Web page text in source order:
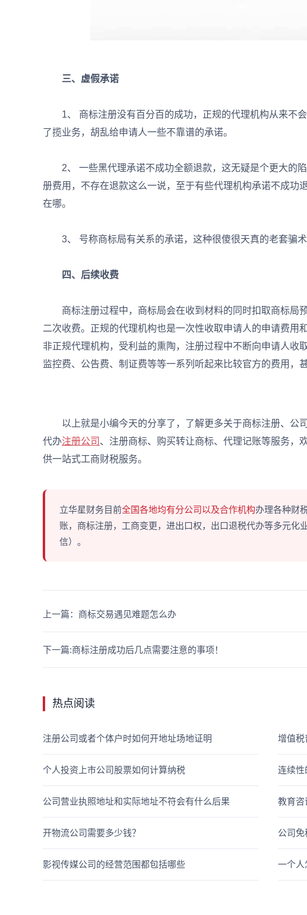
三、虚假承诺
1、 商标注册没有百分百的成功，正规的代理机构从来不会
了揽业务，胡乱给申请人一些不靠谱的承诺。
2、 一些黑代理承诺不成功全额退款，这无疑是个更大的陷
册费用，不存在退款这么一说，至于有些代理机构承诺不成功
在哪。
3、 号称商标局有关系的承诺，这种很傻很天真的老套骗术
四、后续收费
商标注册过程中，商标局会在收到材料的同时扣取商标局
二次收费。正规的代理机构也是一次性收取申请人的申请费用
非正规代理机构，受利益的熏陶，注册过程中不断向申请人收
监控费、公告费、制证费等等一系列听起来比较官方的费用，
以上就是小编今天的分享了，了解更多关于商标注册、公
代办注册公司 、注册商标、购买转让商标、代理记账等服务，
供一站式工商财税服务。
立华星财务目前全国各地均有分公司以及合作机构办理各种财
账，商标注册，工商变更，进出口权，出口退税代办等多元化
信）。
下一篇:商标注册成功后几点需要注意的事项！
上一篇：商标交易遇见难题怎么办
热点阅读
注册公司或者个体户时如何开地址场地证明 增值税
个人投资上市公司股票如何计算纳税 连续性
公司营业执照地址和实际地址不符会有什么后果 教育咨
开物流公司需要多少钱？ 公司
影视传媒公司的经营范围都包括哪些 一个人